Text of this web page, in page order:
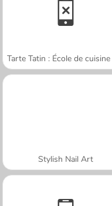
Stylish Nail Art